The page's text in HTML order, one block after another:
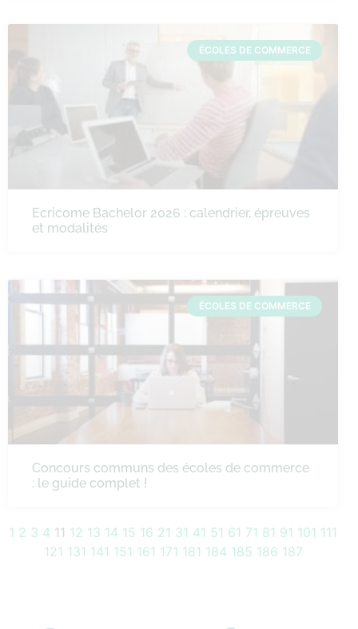
ÉCOLES DE COMMERCE
Ecricome Bachelor 2026 : calendrier, épreuves
et modalités
ÉCOLES DE COMMERCE
Concours communs des écoles de commerce
: le guide complet !
1 2 3 4 11 12 13 14 15 16 21 31 41 51 61 71 81 91 101 111
121 131 141 151 161 171 181 184 185 186 187